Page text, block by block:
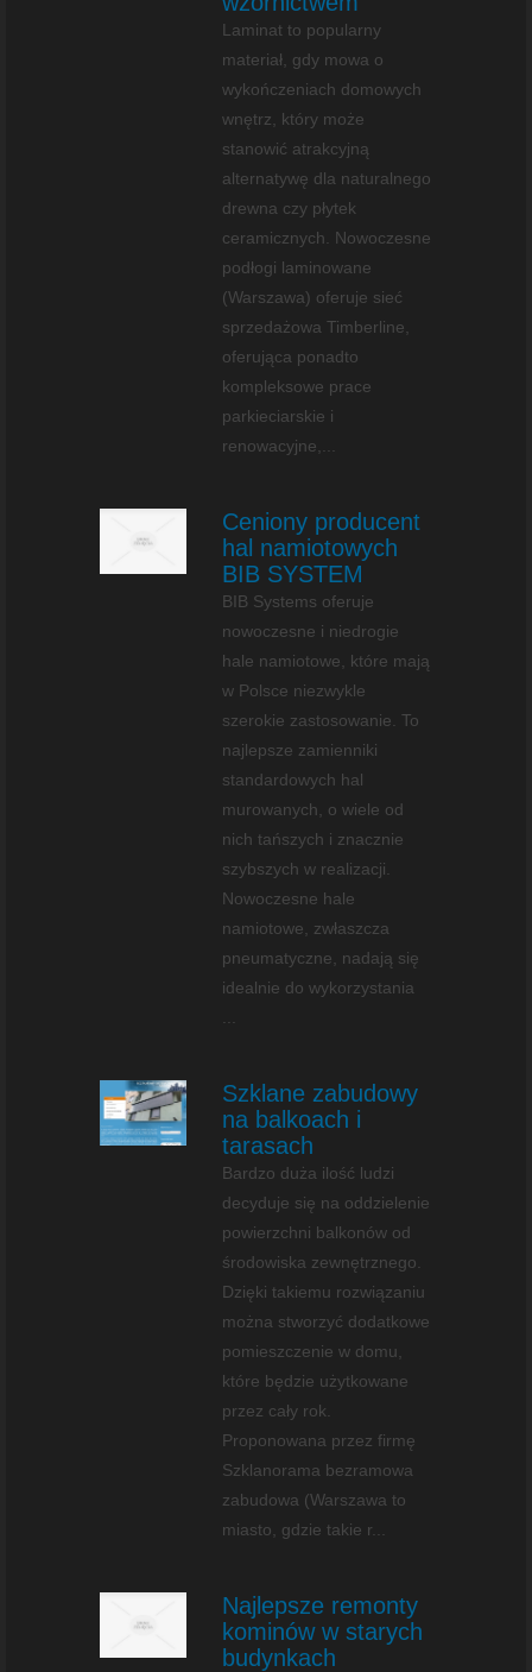
Laminat to popularny
materiał, gdy mowa o
wykończeniach domowych
wnętrz, który może
stanowić atrakcyjną
alternatywę dla naturalnego
drewna czy płytek
ceramicznych. Nowoczesne
podłogi laminowane
(Warszawa) oferuje sieć
sprzedażowa Timberline,
oferująca ponadto
kompleksowe prace
parkieciarskie i
renowacyjne,...
Ceniony producent
hal namiotowych
BIB SYSTEM
BIB Systems oferuje
nowoczesne i niedrogie
hale namiotowe, które mają
w Polsce niezwykle
szerokie zastosowanie. To
najlepsze zamienniki
standardowych hal
murowanych, o wiele od
nich tańszych i znacznie
szybszych w realizacji.
Nowoczesne hale
namiotowe, zwłaszcza
pneumatyczne, nadają się
idealnie do wykorzystania
Szklane zabudowy
na balkoach i
tarasach
Bardzo duża ilość ludzi
decyduje się na oddzielenie
powierzchni balkonów od
środowiska zewnętrznego.
Dzięki takiemu rozwiązaniu
można stworzyć dodatkowe
pomieszczenie w domu,
które będzie użytkowane
przez cały rok.
Proponowana przez firmę
Szklanorama bezramowa
zabudowa (Warszawa to
miasto, gdzie takie r...
Najlepsze remonty
kominów w starych
budynkach